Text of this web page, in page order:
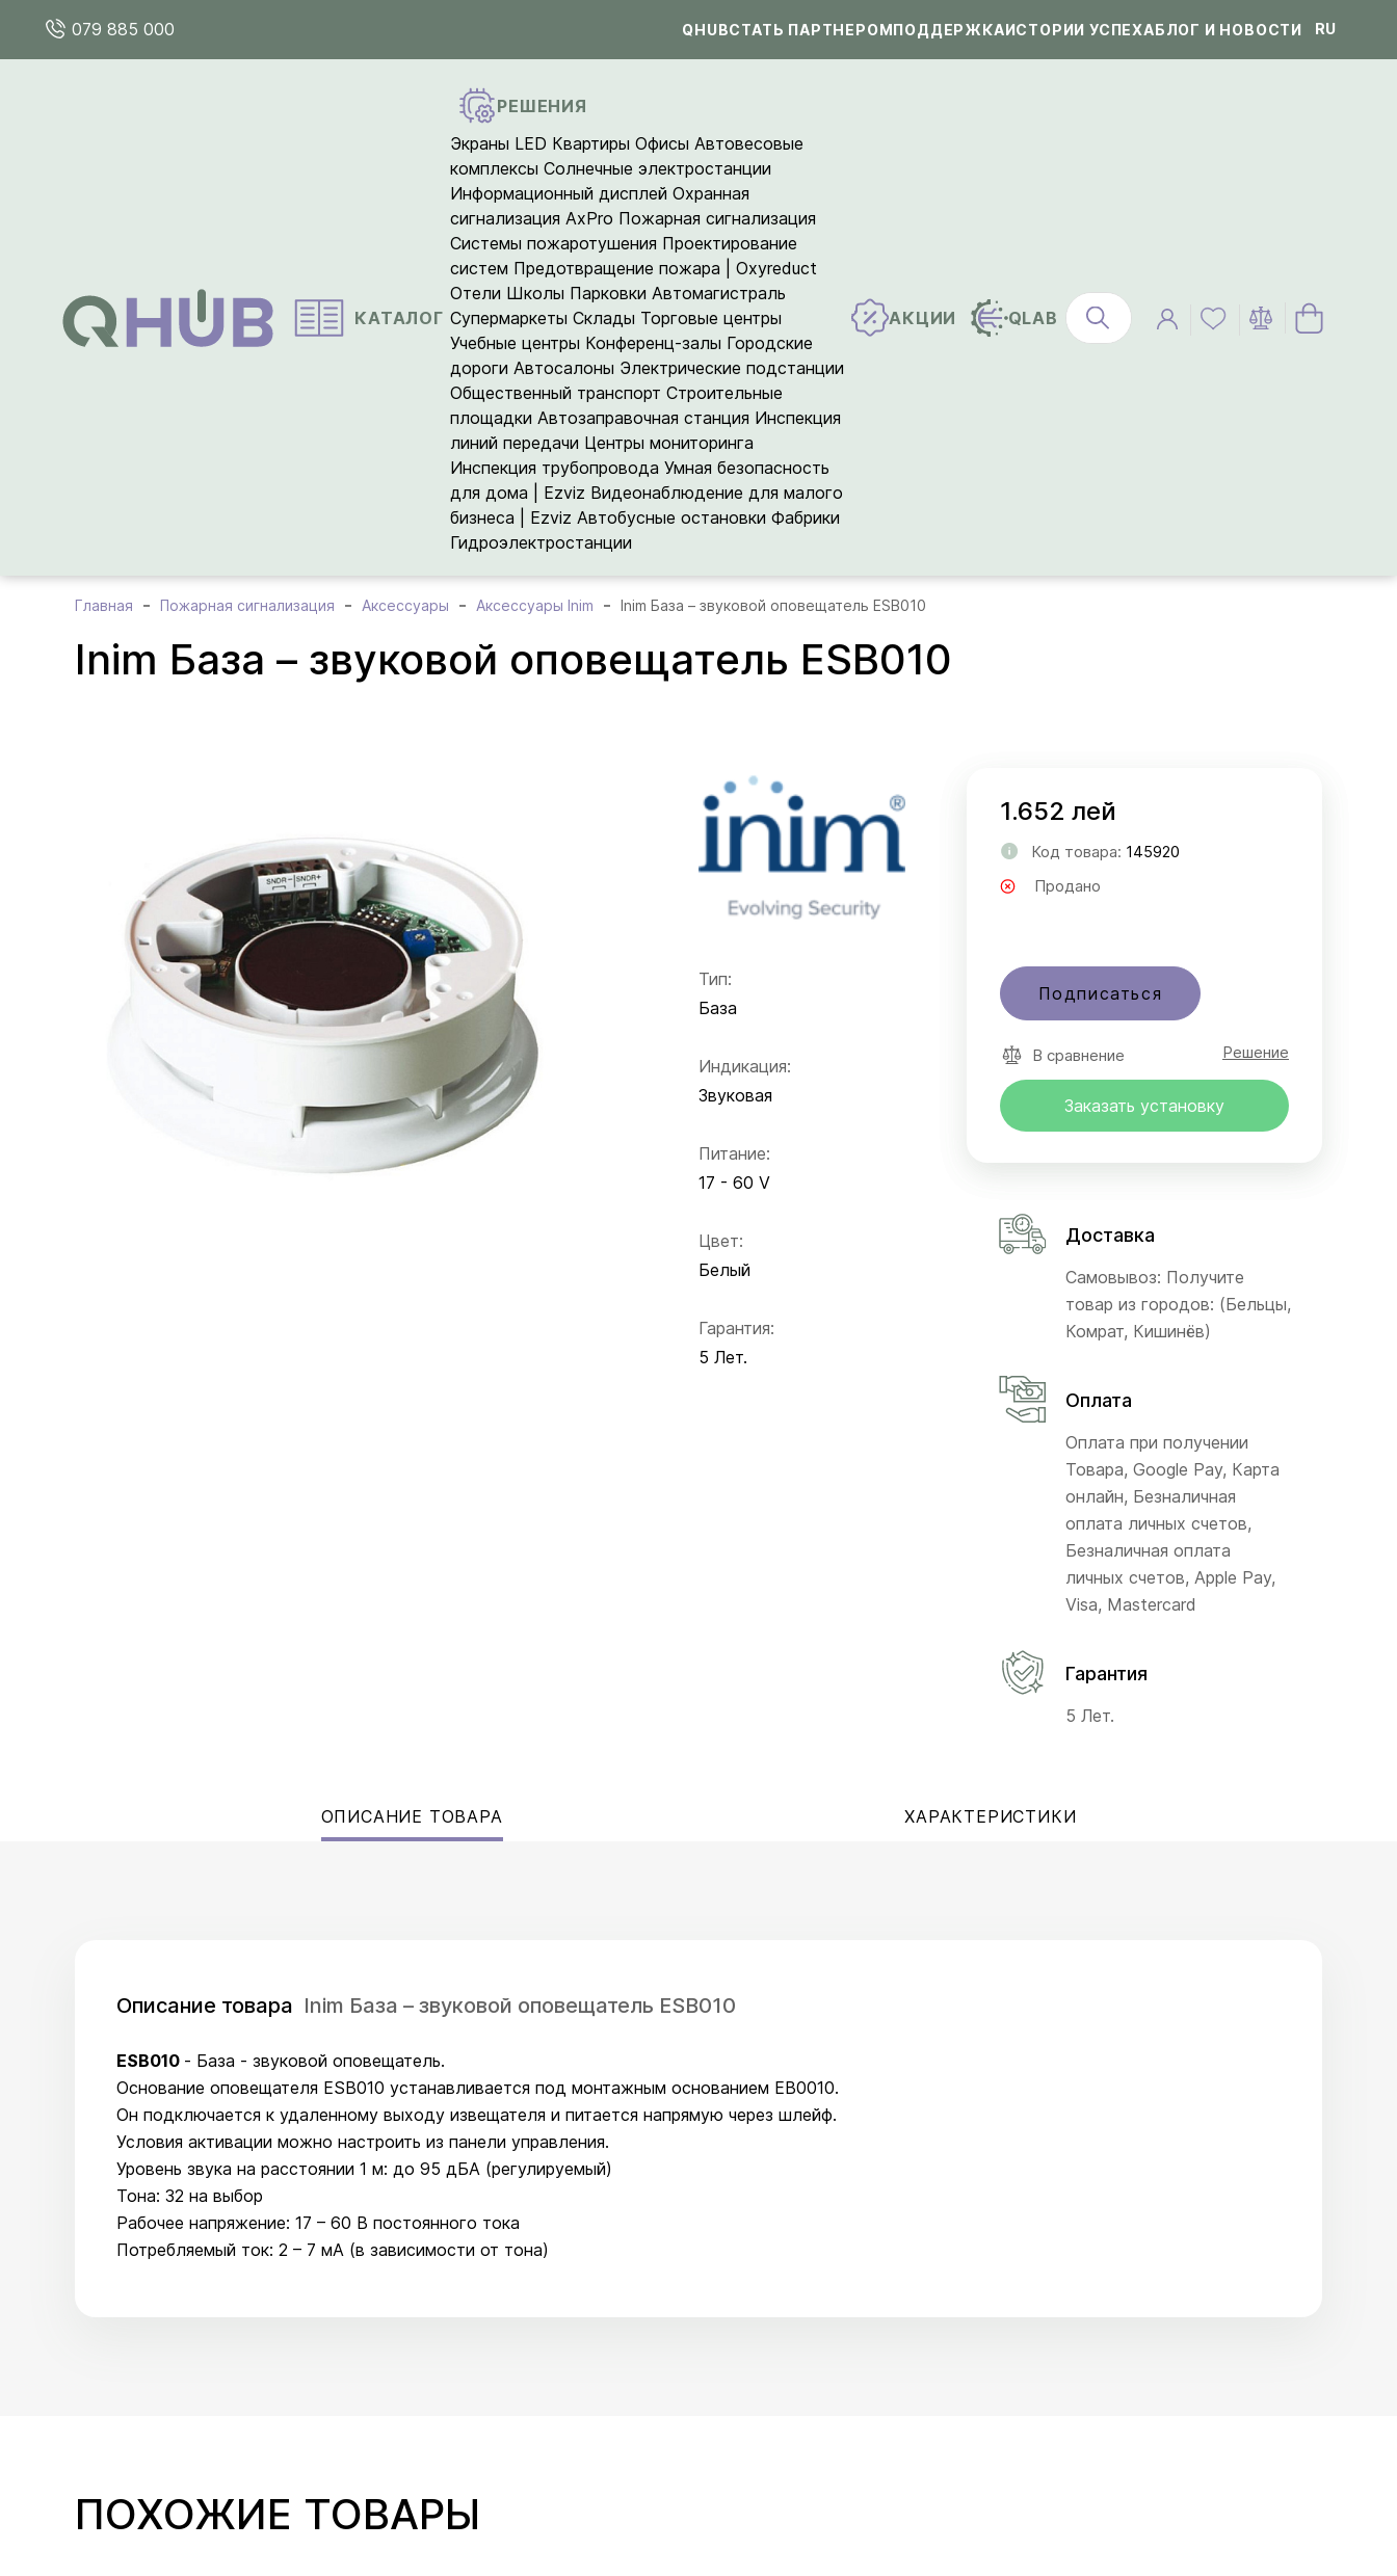
079 885 000 QHUBСТАТЬ ПАРТНЕРОМПОДДЕРЖКАИСТОРИИ УСПЕХАБЛОГ И НОВОСТИ RU
КАТАЛОГ
РЕШЕНИЯ
Экраны LED Квартиры Офисы Автовесовые
комплексыСолнечные электростанции
Информационный дисплей Охранная
сигнализация AxPro Пожарная сигнализация
Системы пожаротушения Проектирование
систем Предотвращение пожара | Oxyreduct
Отели Школы Парковки Автомагистраль
Супермаркеты Склады Торговые центры
Учебные центры Конференц-залы Городские
дороги Автосалоны Электрические подстанции
Общественный транспорт Строительные
площадки Автозаправочная станция Инспекция
линий передачи Центры мониторинга
Инспекция трубопровода Умная безопасность
для дома | Ezviz Видеонаблюдение для малого
бизнеса | Ezviz Автобусные остановки Фабрики
Гидроэлектростанции
АКЦИИ QLAB
Главная Пожарная сигнализация Аксессуары Аксессуары Inim Inim База – звуковой оповещатель ESB010
Inim База – звуковой оповещатель ESB010
Тип:
База
Индикация:
Звуковая
Питание:
17 - 60 V
Цвет:
Белый
Гарантия:
5 Лет.
1.652 лей
Код товара: 145920
Продано
Подписаться
В сравнение Решение
Заказать установку
Доставка
Самовывоз: Получите
товар из городов: (Бельцы,
Комрат, Кишинёв)
Оплата
Оплата при получении
Товара, Google Pay, Карта
онлайн, Безналичная
оплата личных счетов,
Безналичная оплата
личных счетов, Apple Pay,
Visa, Mastercard
Гарантия
5 Лет.
ОПИСАНИЕ ТОВАРА ХАРАКТЕРИСТИКИ
Описание товара Inim База – звуковой оповещатель ESB010
ESB010 - База - звуковой оповещатель.
Основание оповещателя ESB010 устанавливается под монтажным основанием EB0010.
Он подключается к удаленному выходу извещателя и питается напрямую через шлейф.
Условия активации можно настроить из панели управления.
Уровень звука на расстоянии 1 м: до 95 дБА (регулируемый)
Тона: 32 на выбор
Рабочее напряжение: 17 – 60 В постоянного тока
Потребляемый ток: 2 – 7 мА (в зависимости от тона)
ПОХОЖИЕ ТОВАРЫ